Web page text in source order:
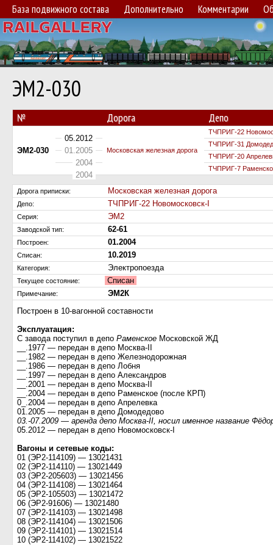
База подвижного состава Дополнительно Комментарии
ЭМ2-030
№ Дорога Депо
ЭМ2-030
05.2012
Московская железная дорога
ТЧПРИГ-22
01.2005
ТЧПРИГ-31
2004
ТЧПРИГ-20
2004
ТЧПРИГ-7
Дорога приписки: Московская железная дорога
Депо: ТЧПРИГ-22 Новомосковск-I
Серия: ЭМ2
Заводской тип: 62-61
Построен: 01.2004
Списан: 10.2019
Категория: Электропоезда
Текущее состояние: Списан
Примечание:
ЭМ2К
Построен в 10-вагонной составности
Эксплуатация:
С завода поступил в депо Раменское Московской ЖД
__.1977 — передан в депо Москва-II
__.1982 — передан в депо Железнодорожная
__.1986 — передан в депо Лобня
__.1997 — передан в депо Александров
__.2001 — передан в депо Москва-II
__.2004 — передан в депо Раменское (после КРП)
0_.2004 — передан в депо Апрелевка
01.2005 — передан в депо Домодедово
03.-07.2009 — аренда депо Москва-II, носил именное название
05.2012 — передан в депо Новомосковск-I
Вагоны и сетевые коды:
01 (ЭР2-114109) — 13021431
02 (ЭР2-114110) — 13021449
03 (ЭР2-205603) — 13021456
04 (ЭР2-114108) — 13021464
05 (ЭР2-105503) — 13021472
06 (ЭР2-91606) — 13021480
07 (ЭР2-114103) — 13021498
08 (ЭР2-114104) — 13021506
09 (ЭР2-114101) — 13021514
10 (ЭР2-114102) — 13021522